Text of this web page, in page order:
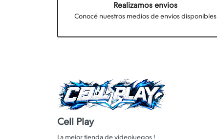
Realizamos envios
Conocé nuestros medios de envios disponibles
Cell Play